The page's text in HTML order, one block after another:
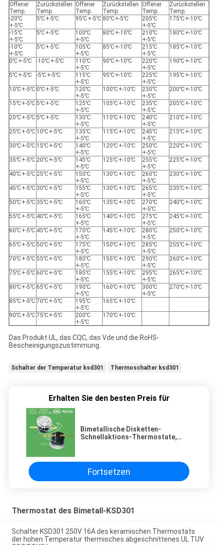
Offener
Temp.
Zurückstellen
Temp.
Offener
Temp.
Zurückstellen
Temp.
Offener
Temp.
Zurückstellen
Temp.
-20℃
+-5℃
5℃+-5℃ 95℃+-5℃ 80℃+-5℃
205℃
+-5℃
175℃+-10℃
-15℃
+-5℃
5℃+-5℃
100℃
+-5℃
80℃+-10℃
210℃
+-5℃
180℃+-10℃
-10℃
+-5℃
5℃+-5℃
105℃
+-5℃
85℃+-10℃
215℃
+-5℃
185℃+-10℃
0℃+-5℃ -10℃+-5℃
110℃
+-5℃
90℃+-10℃
220℃
+-5℃
190℃+-10℃
5℃+-5℃ -5℃+-5℃
115℃
+-5℃
95℃+-10℃
225℃
+-5℃
195℃+-10℃
10℃+-5℃ 0℃+-5℃
120℃
+-5℃
100℃+-10℃
230℃
+-5℃
200℃+-10℃
15℃+-5℃ 5℃+-5℃
125℃
+-5℃
105℃+-10℃
235℃
+-5℃
205℃+-10℃
20℃+-5℃ 5℃+-5℃
130℃
+-5℃
110℃+-10℃
240℃
+-5℃
210℃+-10℃
25℃+-5℃ 10℃+-5℃
135℃
+-5℃
115℃+-10℃
245℃
+-5℃
215℃+-10℃
30℃+-5℃ 15℃+-5℃
140℃
+-5℃
120℃+-10℃
250℃
+-5℃
220℃+-10℃
35℃+-5℃ 20℃+-5℃
145℃
+-5℃
125℃+-10℃
255℃
+-5℃
225℃+-10℃
40℃+-5℃ 25℃+-5℃
150℃
+-5℃
130℃+-10℃
260℃
+-5℃
230℃+-10℃
45℃+-5℃ 30℃+-5℃
155℃
+-5℃
130℃+-10℃
265℃
+-5℃
235℃+-10℃
50℃+-5℃ 35℃+-5℃
160℃
+-5℃
135℃+-10℃
270℃
+-5℃
240℃+-10℃
55℃+-5℃ 40℃+-5℃
165℃
+-5℃
140℃+-10℃
275℃
+-5℃
245℃+-10℃
60℃+-5℃ 45℃+-5℃
170℃
+-5℃
145℃+-10℃
280℃
+-5℃
250℃+-10℃
65℃+-5℃ 50℃+-5℃
175℃
+-5℃
150℃+-10℃
285℃
+-5℃
255℃+-10℃
70℃+-5℃ 55℃+-5℃
180℃
+-5℃
155℃+-10℃
290℃
+-5℃
260℃+-10℃
75℃+-5℃ 60℃+-5℃
185℃
+-5℃
155℃+-10℃
295℃
+-5℃
265℃+-10℃
80℃+-5℃ 65℃+-5℃
190℃
+-5℃
160℃+-10℃
300℃
+-5℃
270℃+-10℃
85℃+-5℃ 70℃+-5℃
195℃
+-5℃
165℃+-10℃
90℃+-5℃ 75℃+-5℃
200℃
+-5℃
170℃+-10℃
Das Produkt UL, das CQC, das Vde und die RoHS-
Bescheinigungszustimmung.
Schalter der Temperatur ksd301 Thermoschalter ksd301
Erhalten Sie den besten Preis für
Bimetallische Disketten-
Schnellaktions-Thermostate,
Fortsetzen
Thermostat des Bimetall-KSD301
Schalter KSD301 250V 16A des keramischen Thermostats
der hohen Temperatur thermisches abgeschnittenes UL TUV